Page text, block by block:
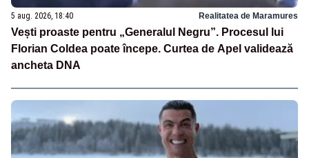
5 aug. 2026, 18:40 Realitatea de Maramures
Vești proaste pentru „Generalul Negru”. Procesul lui
Florian Coldea poate începe. Curtea de Apel validează
ancheta DNA